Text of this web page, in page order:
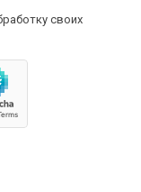
своих